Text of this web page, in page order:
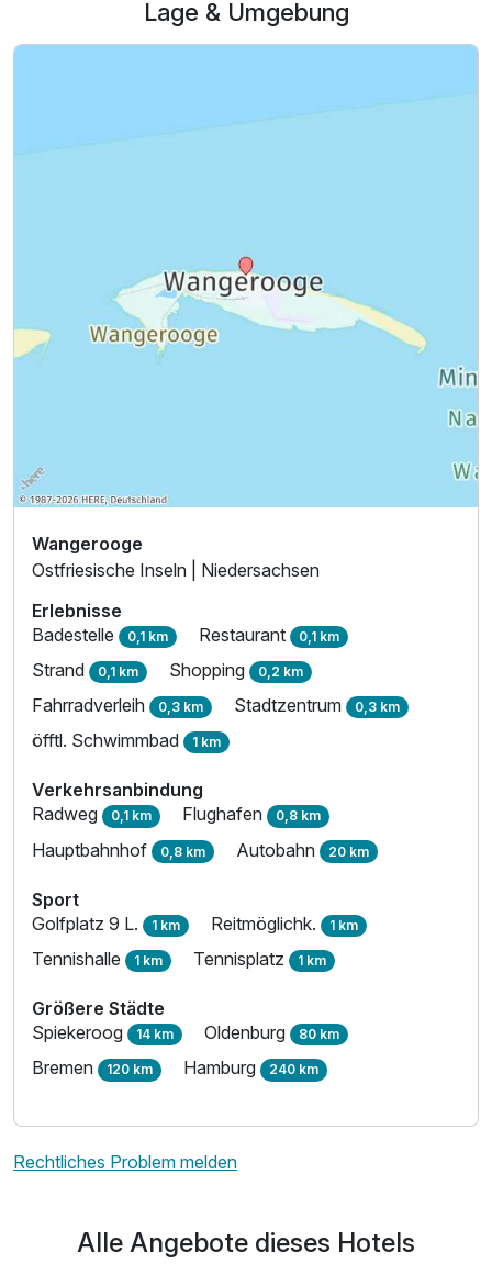
Lage & Umgebung
Wangerooge
Ostfriesische Inseln | Niedersachsen
Erlebnisse
Badestelle 0,1 km Restaurant 0,1 km
Strand 0,1 km Shopping 0,2 km
Fahrradverleih 0,3 km Stadtzentrum 0,3 km
öfftl. Schwimmbad 1 km
Verkehrsanbindung
Radweg 0,1 km Flughafen 0,8 km
Hauptbahnhof 0,8 km Autobahn 20 km
Sport
Golfplatz 9 L. 1 km Reitmöglichk. 1 km
Tennishalle 1 km Tennisplatz 1 km
Größere Städte
Spiekeroog 14 km Oldenburg 80 km
Bremen 120 km Hamburg 240 km
Rechtliches Problem melden
Alle Angebote dieses Hotels